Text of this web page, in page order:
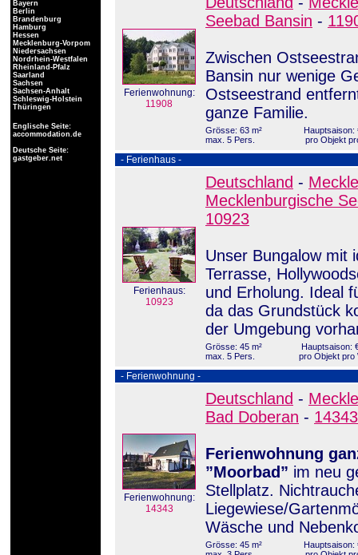
Ferienwohnung:
11908
Seebad Bansin -
Zwischen
Bansin nur wenige
Ostseestrand
ganze Familie.
Grösse: 63 m²
max. 5 Pers.
Hauptsaison:
pro Objekt
- Ferienhaus -
Ferienhaus:
10923
Deutschland -
Mecklenburgische
10923
Unser Bungalow mit
Terrasse,
und Erholung. Ideal
da das Grundstück
der Umgebung
Grösse: 45 m²
max. 5 Pers.
Hauptsaison:
pro Objekt pro
- Ferienwohnung -
Ferienwohnung:
14343
Deutschland -
Bad Doberan - 14343
Ferienwohnung
”Moorbad” im neu
Stellplatz.
Liegewiese/
Wäsche und
Grösse: 45 m²
Hauptsaison:
Bayern
Berlin
Brandenburg
Hamburg
Hessen
Mecklenburg-Vorpom
Niedersachsen
Nordrhein-Westfalen
Rheinland-Pfalz
Saarland
Sachsen
Sachsen-Anhalt
Schleswig-Holstein
Thüringen
Englische Seite:
accommodation.de
Deutsche Seite:
gastgeber.net